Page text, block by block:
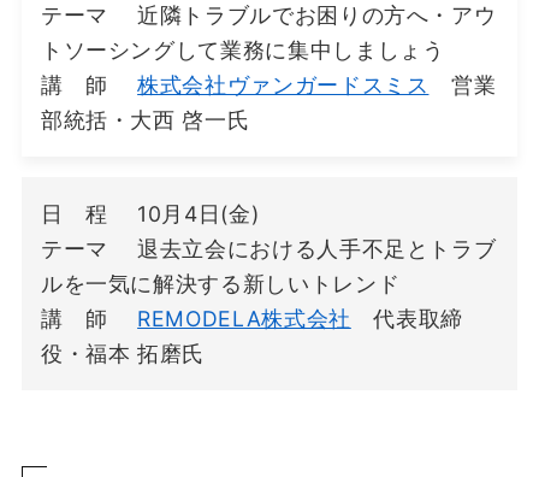
テーマ 近隣トラブルでお困りの方へ・アウ
トソーシングして業務に集中しましょう
講 師株式会社ヴァンガードスミス
営業
部統括・大西 啓一氏
日 程 10月4日(金)
テーマ 退去立会における人手不足とトラブ
ルを一気に解決する新しいトレンド
講 師 REMODELA株式会社 代表取締
役・福本 拓磨氏